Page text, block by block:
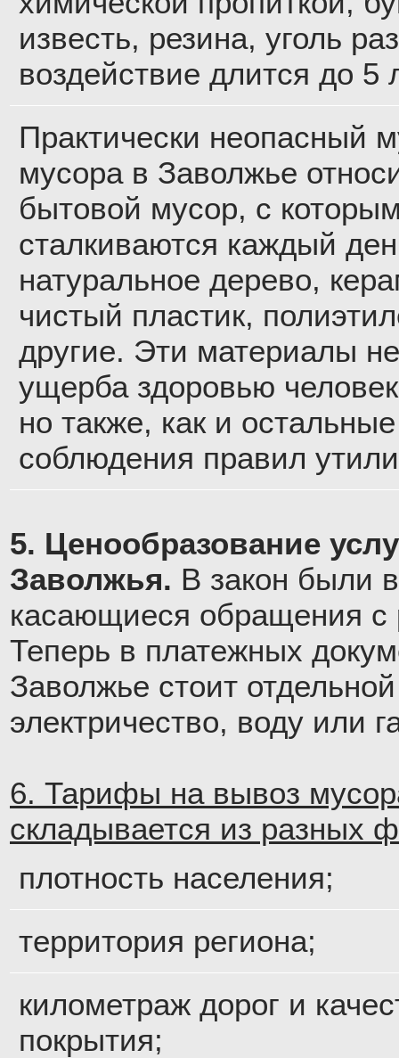
известь, резина, уголь
воздействие длится до 5
Практически неопасный
мусора в Заволжье
бытовой мусор, с
сталкиваются каждый
натуральное дерево,
чистый пластик,
другие. Эти материалы
ущерба здоровью
но также, как и
соблюдения правил
5. Ценообразование
Заволжья. В закон были
касающиеся обращения с
Теперь в платежных
Заволжье стоит
электричество, воду или
6. Тарифы на вывоз
складывается из разных
плотность населения;
территория региона;
километраж дорог и
покрытия;